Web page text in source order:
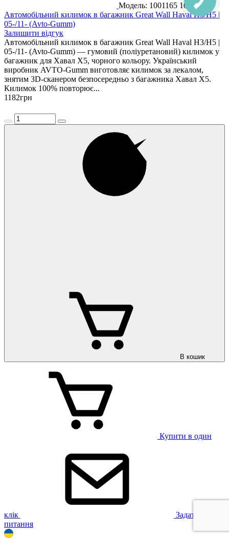
Модель: 1001165 1001165
Автомобільний килимок в багажник Great Wall Haval H3/H5 |
05-/11- (Avto-Gumm)
Залишити відгук
Автомобільний килимок в багажник Great Wall Haval H3/H5 |
05-/11- (Avto-Gumm) — гумовий (поліуретановий) килимок у
багажник для Хавал Х5, чорного кольору. Український
виробник AVTO-Gumm виготовляє килимок за лекалом,
знятим 3D-сканером безпосередньо з багажника Хавал Х5.
Килимок 100% повторює...
1182грн
В кошик
Купити в один
клік
Задати
питання